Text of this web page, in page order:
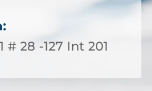
# 28 -127 Int 201